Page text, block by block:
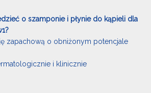
o szamponie i płynie do kąpieli dla
zapachową o obniżonym potencjale
i klinicznie